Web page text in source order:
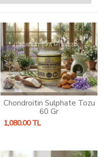
Chondroitin Sulphate Tozu
60 Gr
1,080.00 TL